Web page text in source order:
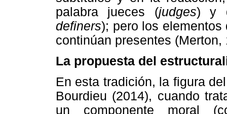
palabra jueces (judges) y
definers); pero los
continúan presentes (Merton,
La propuesta del
En esta tradición, la figura
Bourdieu (2014), cuando
un componente moral